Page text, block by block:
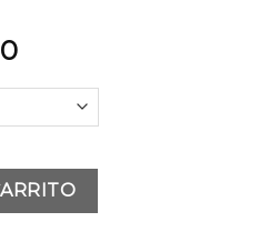
Rango
precios:
desde
hasta
$5,990
#RM (5 unidades) cantidad